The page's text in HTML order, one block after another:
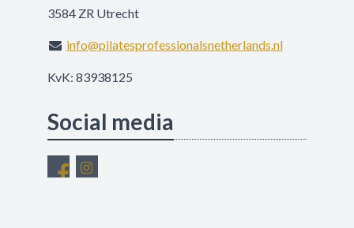
3584 ZR Utrecht
info@pilatesprofessionalsnetherlands.nl
KvK: 83938125
Social media